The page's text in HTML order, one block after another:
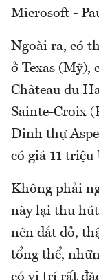
Microsoft -
Ngoài ra, có
ở Texas (Mỹ),
Château du
Sainte-Croix
Dinh thự
có giá 11
Không phải
này lại thu
nên đắt đỏ,
tổng thể,